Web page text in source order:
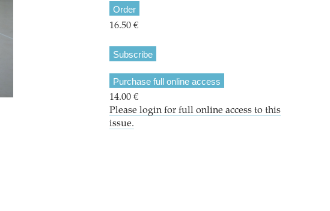
Order
16.50 €
Subscribe
Purchase full online access
14.00 €
Please login for full online access to this
issue.